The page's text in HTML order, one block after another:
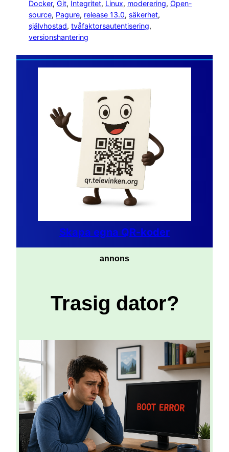
Docker, Git, Integritet, Linux, moderering, Open-
source, Pagure, release 13.0, säkerhet
självhostad, tvåfaktorsautentisering
versionshantering
Skapa egna QR-koder
annons
Trasig dator?